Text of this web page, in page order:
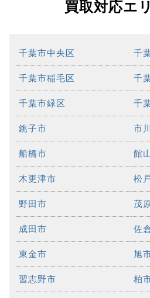
買取対応エ
千葉市中央区 千
千葉市稲毛区 千
千葉市緑区 千
銚子市 市
船橋市 館
木更津市 松
野田市 茂
成田市 佐
東金市 旭
習志野市 柏